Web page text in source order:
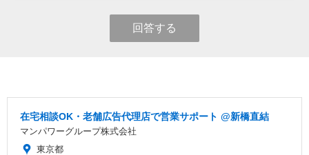
回答する
在宅相談OK・老舗広告代理店で営業サポート @新橋直結
マンパワーグループ株式会社
東京都